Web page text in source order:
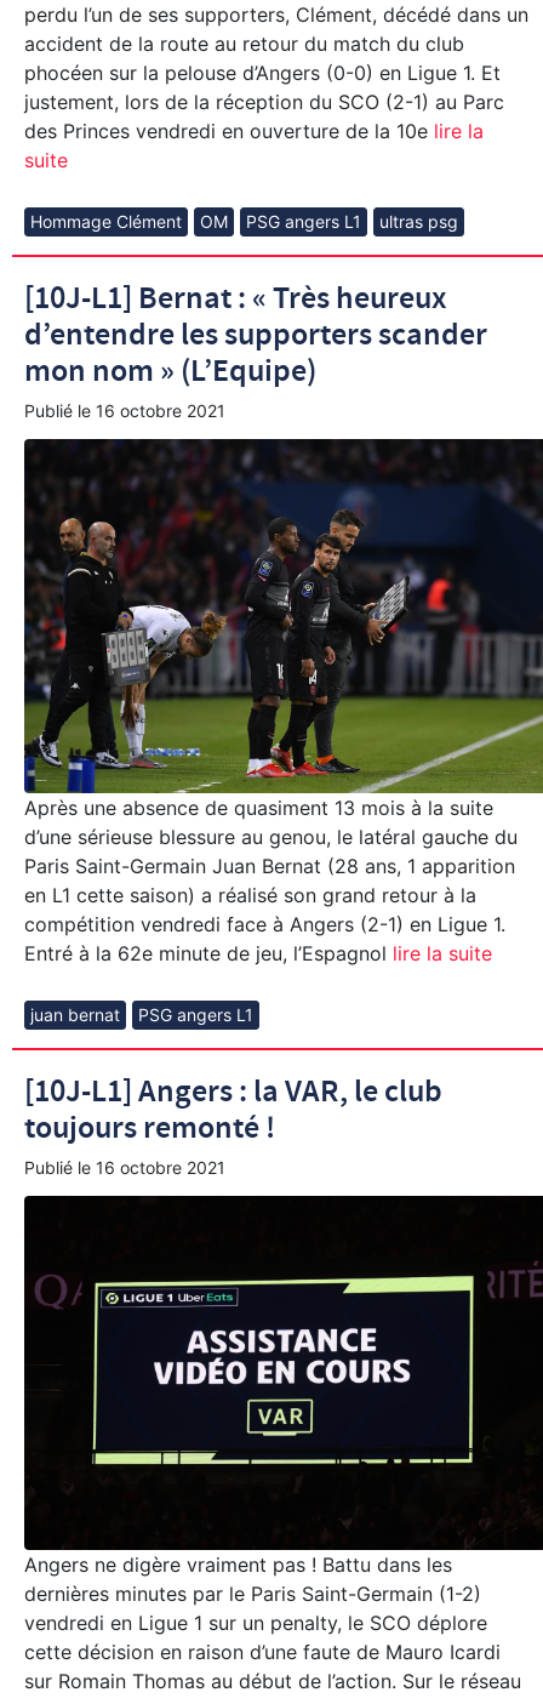
perdu l’un de ses supporters, Clément, décédé dans un
accident de la route au retour du match du club
phocéen sur la pelouse d’Angers (0-0) en Ligue 1. Et
justement, lors de la réception du SCO (2-1) au Parc
des Princes vendredi en ouverture de la 10e lire la
suite
Hommage Clément OM PSG angers L1 ultras psg
[10J-L1] Bernat : « Très heureux
d’entendre les supporters scander
mon nom » (L’Equipe)
Publié le 16 octobre 2021
Après une absence de quasiment 13 mois à la suite
d’une sérieuse blessure au genou, le latéral gauche du
Paris Saint-Germain Juan Bernat (28 ans, 1 apparition
en L1 cette saison) a réalisé son grand retour à la
compétition vendredi face à Angers (2-1) en Ligue 1.
Entré à la 62e minute de jeu, l’Espagnol lire la suite
juan bernat PSG angers L1
[10J-L1] Angers : la VAR, le club
toujours remonté !
Publié le 16 octobre 2021
Angers ne digère vraiment pas ! Battu dans les
dernières minutes par le Paris Saint-Germain (1-2)
vendredi en Ligue 1 sur un penalty, le SCO déplore
cette décision en raison d’une faute de Mauro Icardi
sur Romain Thomas au début de l’action. Sur le réseau